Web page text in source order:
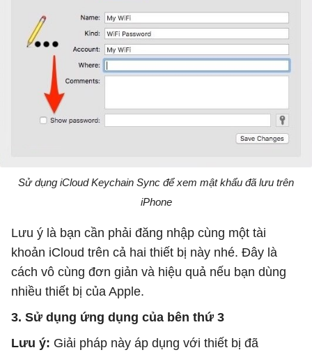
Sử dụng iCloud Keychain Sync để xem mật khẩu đã lưu trên
iPhone
Lưu ý là bạn cần phải đăng nhập cùng một tài
khoản iCloud trên cả hai thiết bị này nhé. Đây là
cách vô cùng đơn giản và hiệu quả nếu bạn dùng
nhiều thiết bị của Apple.
3. Sử dụng ứng dụng của bên thứ 3
Lưu ý: Giải pháp này áp dụng với thiết bị đã